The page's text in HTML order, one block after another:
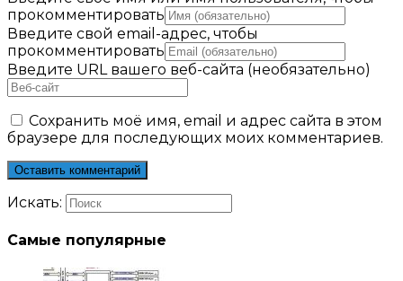
прокомментировать
Введите свой email-адрес, чтобы
прокомментировать
Введите URL вашего веб-сайта (необязательно)
Сохранить моё имя, email и адрес сайта в этом
браузере для последующих моих комментариев.
Искать:
Самые популярные